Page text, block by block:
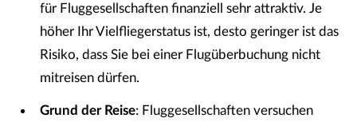
für Fluggesellschaften finanziell sehr attraktiv. Je
höher Ihr Vielfliegerstatus ist, desto geringer ist das
Risiko, dass Sie bei einer Flugüberbuchung nicht
mitreisen dürfen.
Grund der Reise: Fluggesellschaften versuchen